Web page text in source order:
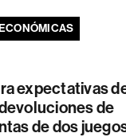
expectativas
de
de dos